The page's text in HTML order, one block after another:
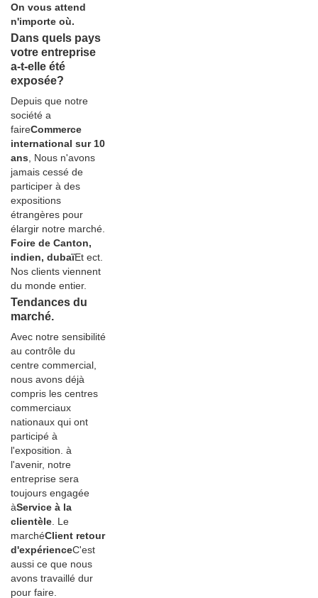
On vous attend
n'importe où.
Dans quels pays
votre entreprise
a-t-elle été
exposée?
Depuis que notre
société a
faireCommerce
international sur 10
ans, Nous n'avons
jamais cessé de
participer à des
expositions
étrangères pour
élargir notre marché.
Foire de Canton,
indien, dubaïEt ect.
Nos clients viennent
du monde entier.
Tendances du
marché.
Avec notre sensibilité
au contrôle du
centre commercial,
nous avons déjà
compris les centres
commerciaux
nationaux qui ont
participé à
l'exposition. à
l'avenir, notre
entreprise sera
toujours engagée
àService à la
clientèle. Le
marchéClient retour
d'expérienceC'est
aussi ce que nous
avons travaillé dur
pour faire.